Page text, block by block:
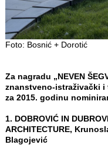
Foto: Bosnić + Dorotić
Za nagradu „NEVEN
znanstveno‐istraživački i
za 2015. godinu
1. DOBROVIĆ IN
ARCHITECTURE,
Blagojević